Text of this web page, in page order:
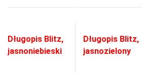
Długopis Blitz,
jasnoniebieski
Długopis Blitz,
jasnozielony